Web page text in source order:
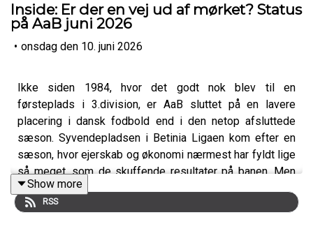
Inside: Er der en vej ud af mørket? Status
på AaB juni 2026
• onsdag den 10. juni 2026
Ikke siden 1984, hvor det godt nok blev til en
førsteplads i 3.division, er AaB sluttet på en lavere
placering i dansk fodbold end i den netop afsluttede
sæson. Syvendepladsen i Betinia Ligaen kom efter en
sæson, hvor ejerskab og økonomi nærmest har fyldt lige
så meget, som de skuffende resultater på banen. Men
hvorfor er AaB hvor klubben er lige nu, hvad kan der
gøres for at ændre på det, og er der lys i mørket?
Show more
RSS